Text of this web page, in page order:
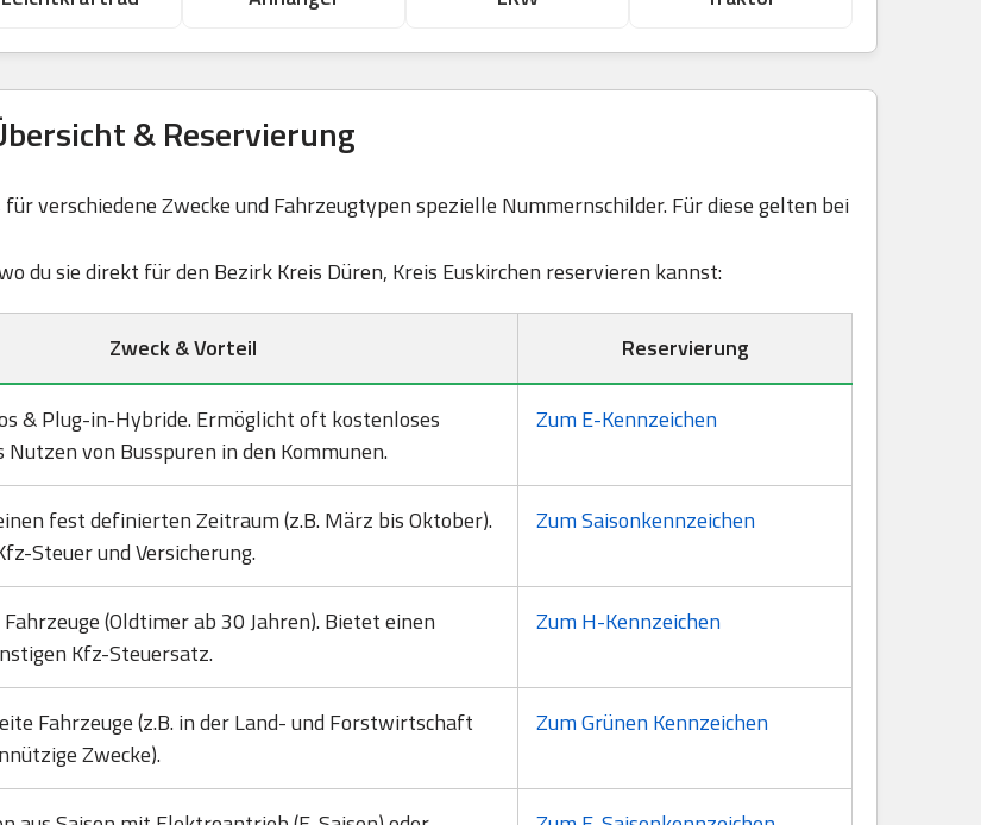
& Reservierung
verschiedene Zwecke und Fahrzeugtypen spezielle Nummernschilder. Für diese gelten bei
du sie direkt für den Bezirk Kreis Düren, Kreis Euskirchen reservieren kannst:
Zweck & Vorteil Reservierung
& Plug-in-Hybride. Ermöglicht oft kostenloses
Nutzen von Busspuren in den Kommunen.
Zum E-Kennzeichen
fest definierten Zeitraum (z.B. März bis Oktober).
Steuer und Versicherung.
Zum Saisonkennzeichen
(Oldtimer ab 30 Jahren). Bietet einen
Kfz-Steuersatz.
Zum H-Kennzeichen
Fahrzeuge (z.B. in der Land- und Forstwirtschaft
Zwecke).
Zum Grünen Kennzeichen